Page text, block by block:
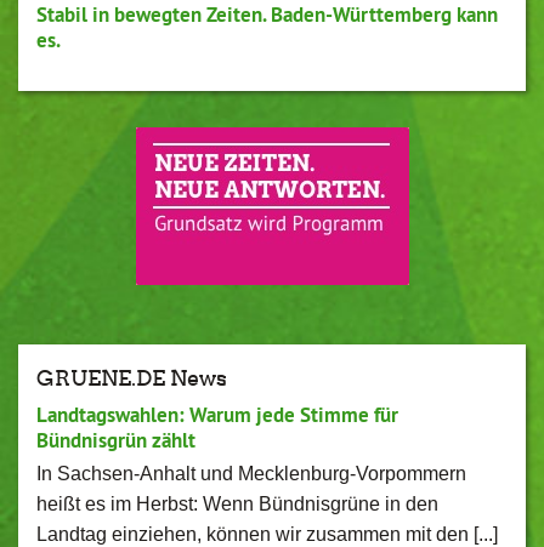
Stabil in bewegten Zeiten. Baden-Württemberg kann
es.
GRUENE.DE News
Landtagswahlen: Warum jede Stimme für
Bündnisgrün zählt
In Sachsen-Anhalt und Mecklenburg-Vorpommern
heißt es im Herbst: Wenn Bündnisgrüne in den
Landtag einziehen, können wir zusammen mit den [...]